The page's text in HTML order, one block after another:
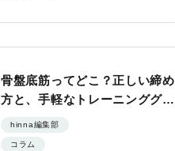
骨盤底筋ってどこ？正しい締め
方と、手軽なトレーニンググッ
hinna編集部
コラム